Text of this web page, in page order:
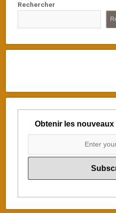
Rechercher
Obtenir les nouveaux